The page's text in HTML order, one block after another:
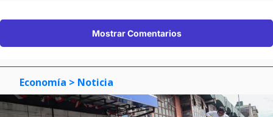
Mostrar Comentarios
Economía > Noticia